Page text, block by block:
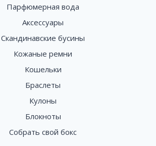
Парфюмерная вода
Аксессуары
Скандинавские бусины
Кожаные ремни
Кошельки
Браслеты
Кулоны
Блокноты
Собрать свой бокс